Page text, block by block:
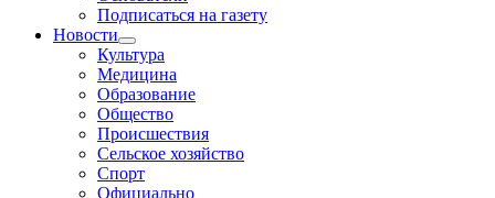
Подписаться на газету
Новости
Культура
Медицина
Образование
Общество
Происшествия
Сельское хозяйство
Спорт
Официально